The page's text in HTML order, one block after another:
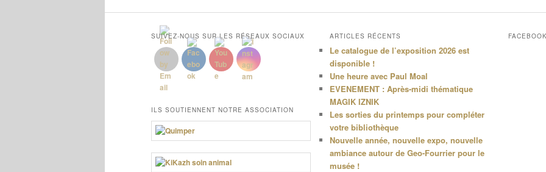
SUIVEZ-NOUS SUR LES RÉSEAUX SOCIAUX
ILS SOUTIENNENT NOTRE ASSOCIATION
ARTICLES RÉCENTS
Le catalogue de l’exposition 2026 est
disponible !
Une heure avec Paul Moal
EVENEMENT : Après-midi thématique
MAGIK IZNIK
Les sorties du printemps pour compléter
votre bibliothèque
Nouvelle année, nouvelle expo, nouvelle
ambiance autour de Geo-Fourrier pour le
musée !